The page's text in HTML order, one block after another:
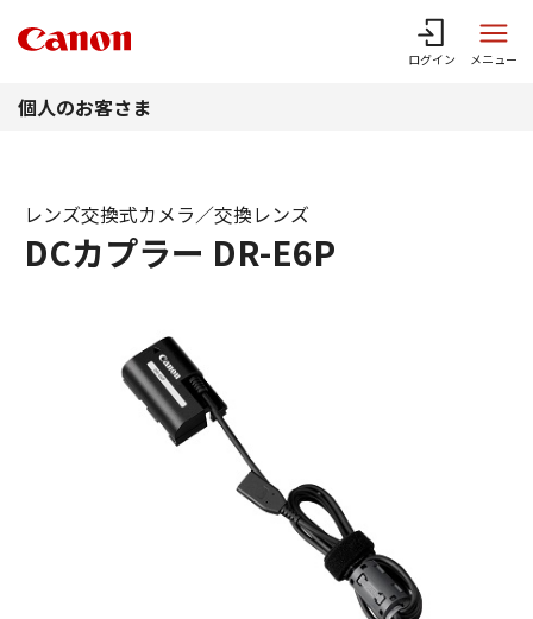
ログイン メニュー
個人のお客さま
DCカプラー DR-E6P
レンズ交換式カメラ／交換レンズ